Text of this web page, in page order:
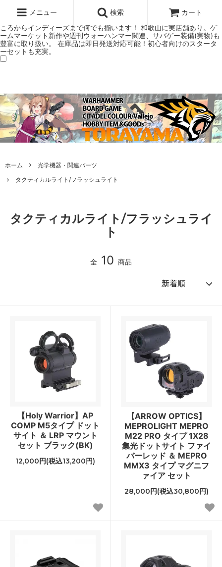
ミアムショップTORAYAMA。通販・オンラインショップです！ ウォー
ハンマーとボードゲームのことなら当店へ！ボードゲームもメジャーど
ころからインディーズまで何でも揃います！ 和歌山に実店舗あり。ゲ
ームマーケット新作や週刊ウォーハンマー関連、サバゲー装備(実物)も
豊富に取り扱い。 在庫品は即日発送対応可能！初心者向けのスタータ
ーセットも充実。
メニュー 検索 カート
ホーム
光学機器・関連パーツ
タクティカルライト/フラッシュライト
タクティカルライト/フラッシュライ
ト
全 10 商品
【Holy Warrior】AP
COMP M5タイプ ドット
サイト ＆ LRP マウント
セット ブラック(BK)
12,000円(税込13,200円)
【ARROW OPTICS】
MEPROLIGHT MEPRO
M22 PRO タイプ 1X28
集光ドットサイト ファイ
バーレッド ＆ MEPRO
MMX3 タイプ マグニフ
ァイア セット
28,000円(税込30,800円)